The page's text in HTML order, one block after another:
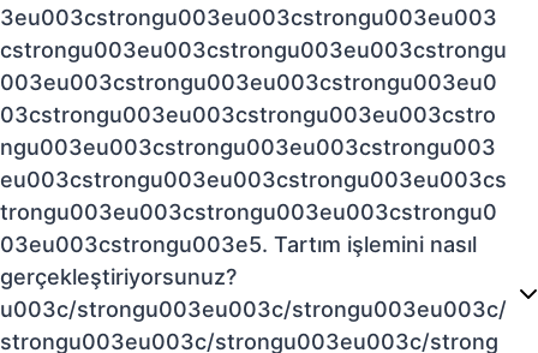
3eu003cstrongu003eu003cstrongu003eu003
cstrongu003eu003cstrongu003eu003cstrongu
003eu003cstrongu003eu003cstrongu003eu0
03cstrongu003eu003cstrongu003eu003cstro
ngu003eu003cstrongu003eu003cstrongu003
eu003cstrongu003eu003cstrongu003eu003cs
trongu003eu003cstrongu003eu003cstrongu0
03eu003cstrongu003e5. Tartım işlemini nasıl
gerçekleştiriyorsunuz?
u003c/strongu003eu003c/strongu003eu003c/
strongu003eu003c/strongu003eu003c/strong